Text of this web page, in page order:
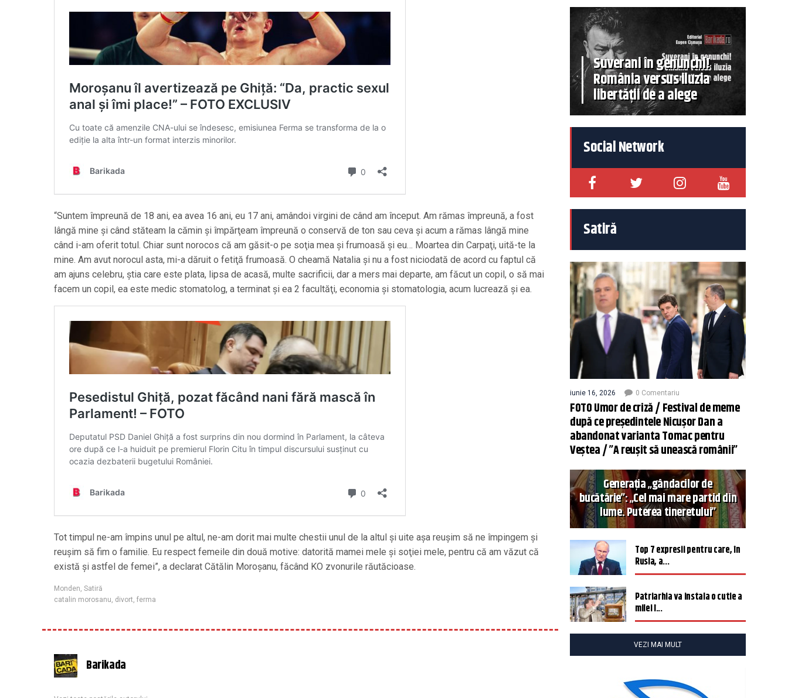
“Suntem împreună de 18 ani, ea avea 16 ani, eu 17 ani, amândoi virgini de când am început. Am rămas împreună, a fost
lângă mine şi când stăteam la cămin şi împărţeam împreună o conservă de ton sau ceva şi acum a rămas lângă mine
când i-am oferit totul. Chiar sunt norocos că am găsit-o pe soţia mea şi frumoasă şi eu… Moartea din Carpaţi, uită-te la
mine. Am avut norocul asta, mi-a dăruit o fetiţă frumoasă. O cheamă Natalia şi nu a fost niciodată de acord cu faptul că
am ajuns celebru, ştia care este plata, lipsa de acasă, multe sacrificii, dar a mers mai departe, am făcut un copil, o să mai
facem un copil, ea este medic stomatolog, a terminat şi ea 2 facultăţi, economia şi stomatologia, acum lucrează şi ea.
Tot timpul ne-am împins unul pe altul, ne-am dorit mai multe chestii unul de la altul şi uite aşa reușim să ne împingem şi
reuşim să fim o familie. Eu respect femeile din două motive: datorită mamei mele şi soţiei mele, pentru că am văzut că
există şi astfel de femei”, a declarat Cătălin Moroşanu, făcând KO zvonurile răutăcioase.
Monden, Satiră
catalin morosanu, divort, ferma
Barikada
Suverani în genunchi!
România versus iluzia
libertății de a alege
Social Network
Satiră
iunie 16, 2026 0 Comentariu
FOTO Umor de criză / Festival de meme
după ce președintele Nicușor Dan a
abandonat varianta Tomac pentru
Veștea / ”A reușit să unească românii”
Generația „gândacilor de
bucătărie”: „Cel mai mare partid din
lume. Puterea tineretului”
Top 7 expresii pentru care, în
Rusia, a...
Patriarhia va instala o cutie a
milei î...
VEZI MAI MULT